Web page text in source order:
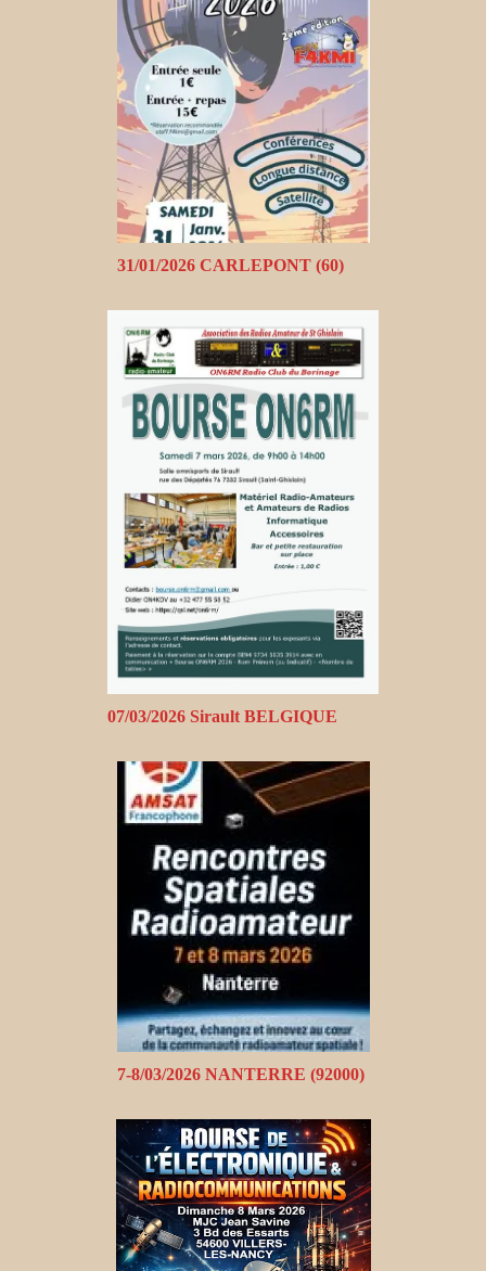
31/01/2026 CARLEPONT (60)
07/03/2026 Sirault BELGIQUE
7-8/03/2026 NANTERRE (92000)